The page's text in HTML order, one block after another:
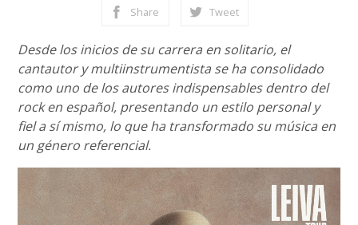
Share Tweet
Desde los inicios de su carrera en solitario, el
cantautor y multiinstrumentista se ha consolidado
como uno de los autores indispensables dentro del
rock en español, presentando un estilo personal y
fiel a sí mismo, lo que ha transformado su música en
un género referencial.